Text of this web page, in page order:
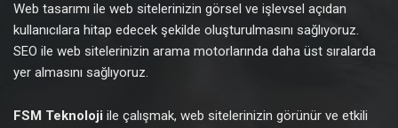
Web tasarımı ile web sitelerinizin görsel ve işlevsel açıdan
kullanıcılara hitap edecek şekilde oluşturulmasını sağlıyoruz.
SEO ile web sitelerinizin arama motorlarında daha üst sıralarda
yer almasını sağlıyoruz.
FSM Teknoloji ile çalışmak, web sitelerinizin görünür ve etkili